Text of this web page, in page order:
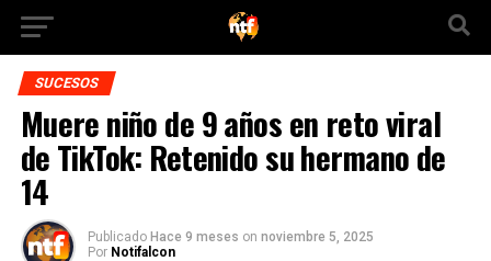
SUCESOS
Muere niño de 9 años en reto viral
de TikTok: Retenido su hermano de
14
Publicado Hace 9 meses on noviembre 5, 2025
Por Notifalcon